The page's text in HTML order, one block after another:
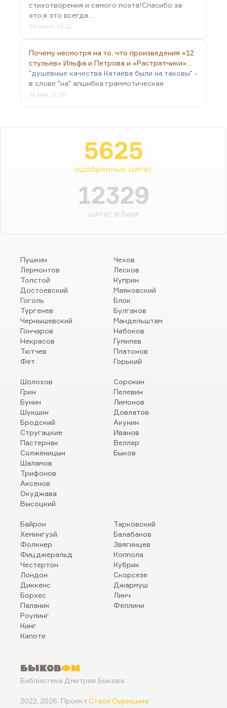
стихотворения и самого поэта!Спасибо за
это,я это всегда…
06 июня, 19:21
Почему несмотря на то, что произведения «12
стульев» Ильфа и Петрова и «Растратчики»…
"душевные качества Катаева были на таковы" -
в слове "на" апшибка граммотическая
31 мая, 11:20
5625
одобренных цитат
12329
цитат в базе
Пушкин
Лермонтов
Толстой
Достоевский
Гоголь
Тургенев
Чернышевский
Гончаров
Некрасов
Тютчев
Фет
Чехов
Лесков
Куприн
Маяковский
Блок
Булгаков
Мандельштам
Набоков
Гумилев
Платонов
Горький
Шолохов
Грин
Бунин
Шукшин
Бродский
Стругацкие
Пастернак
Солженицын
Шаламов
Трифонов
Аксенов
Окуджава
Высоцкий
Сорокин
Пелевин
Лимонов
Довлатов
Акунин
Иванов
Веллер
Быков
Байрон
Хемингуэй
Фолкнер
Фицджеральд
Честертон
Лондон
Диккенс
Борхес
Паланик
Роулинг
Кинг
Капоте
Тарковский
Балабанов
Звягинцев
Коппола
Кубрик
Скорсезе
Джармуш
Линч
Феллини
БыковФМ
Библиотека Дмитрия Быкова
2022..2026. Проект Стаса Сырицына